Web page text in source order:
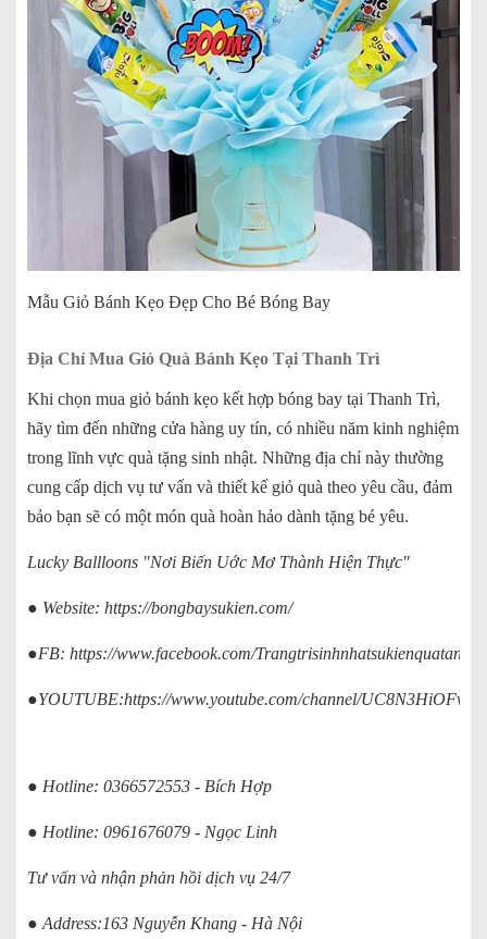
Mẫu Giỏ Bánh Kẹo Đẹp Cho Bé Bóng Bay
Địa Chỉ Mua Giỏ Quà Bánh Kẹo Tại Thanh Trì
Khi chọn mua giỏ bánh kẹo kết hợp bóng bay tại Thanh Trì,
hãy tìm đến những cửa hàng uy tín, có nhiều năm kinh nghiệm
trong lĩnh vực quà tặng sinh nhật. Những địa chỉ này thường
cung cấp dịch vụ tư vấn và thiết kế giỏ quà theo yêu cầu, đảm
bảo bạn sẽ có một món quà hoàn hảo dành tặng bé yêu.
Lucky Ballloons "Nơi Biến Uớc Mơ Thành Hiện Thực"
● Website: https://bongbaysukien.com/
●FB: https://www.facebook.com/
●YOUTUBE:https://www.youtube.com/channel/
● Hotline: 0366572553 - Bích Hợp
● Hotline: 0961676079 - Ngọc Linh
Tư vấn và nhận phản hồi dịch vụ 24/7
● Address:163 Nguyễn Khang - Hà Nội